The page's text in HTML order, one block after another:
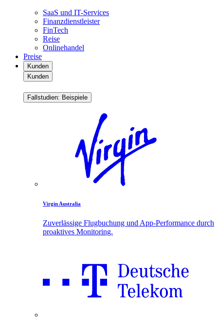
SaaS und IT-Services
Finanzdienstleister
FinTech
Reise
Onlinehandel
Preise
Kunden
Kunden
Fallstudien: Beispiele
Virgin Australia
Zuverlässige Flugbuchung und App-Performance durch
proaktives Monitoring.